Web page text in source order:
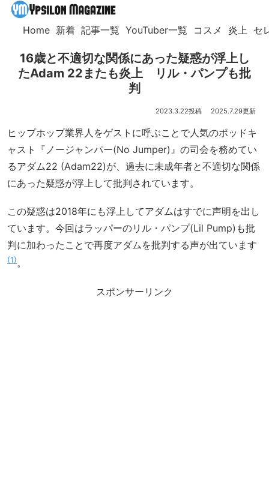
Home 新着 記事一覧 YouTuber一覧 コスメ 炎上 セ
16歳と不適切な関係にあった疑惑が浮上し
たAdam 22またも炎上 リル・パンプも批
判
2023.3.22 2025.7.29
ヒップホップ業界人をゲストに呼ぶことで人気のポッドキ
ャスト『ノージャンパー(No Jumper)』の司会を務めてい
るアダム22 (Adam22)が、過去に未成年者と不適切な関係
にあった疑惑が浮上して批判されています。
この疑惑は2018年にも浮上してアダムはすでに声明を出し
ています。今回はラッパーのリル・パンプ(Lil Pump)も批
判に加わったことで再度アダムを批判する声が出ています
1 。
スポンサーリンク